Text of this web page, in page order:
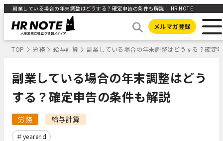
副業している場合の年末調整はどうする？確定申告の条件も解説 ｜HR NOTE
メルマガ登録
TOP 労務 給与計算 副業している場合の年末調整はどうする？確定
副業している場合の年末調整はどう
する？確定申告の条件も解説
労務 給与計算
yearend